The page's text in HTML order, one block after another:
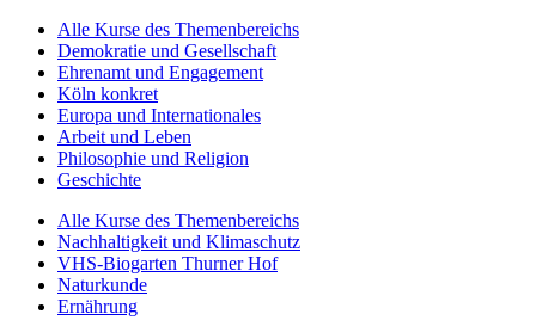
Alle Kurse des Themenbereichs
Demokratie und Gesellschaft
Ehrenamt und Engagement
Köln konkret
Europa und Internationales
Arbeit und Leben
Philosophie und Religion
Geschichte
Alle Kurse des Themenbereichs
Nachhaltigkeit und Klimaschutz
VHS-Biogarten Thurner Hof
Naturkunde
Ernährung